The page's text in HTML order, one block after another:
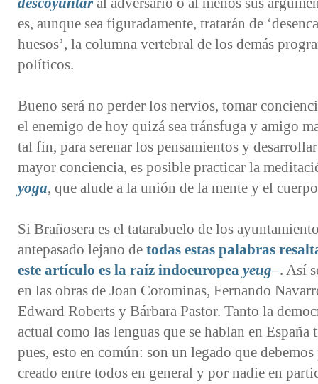
es, aunque sea figuradamente, tratarán de
huesos’, la columna vertebral de los demás
políticos.
Bueno será no perder los nervios, tomar
el enemigo de hoy quizá sea tránsfuga y amigo
tal fin, para serenar los pensamientos y
mayor conciencia, es posible practicar la
yoga, que alude a la unión de la mente y el
Si Brañosera es el tatarabuelo de los
antepasado lejano de todas estas palabras
este artículo es la raíz indoeuropea yeug–. Así
en las obras de Joan Corominas, Fernando
Edward Roberts y Bárbara Pastor. Tanto la
actual como las lenguas que se hablan en España
pues, esto en común: son un legado que
creado entre todos en general y por nadie en